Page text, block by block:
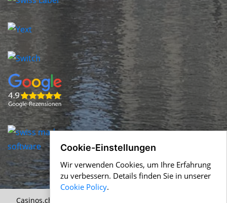
Casinos.ch &
Cookie-Einstellungen
Wir verwenden Cookies, um Ihre Erfahrung
zu verbessern. Details finden Sie in unserer
Cookie Policy.